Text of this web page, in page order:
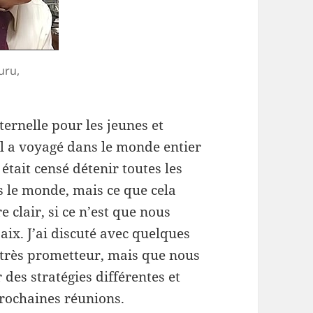
pour les jeunes et
voyagé dans le monde entier
censé détenir toutes les
monde, mais ce que cela
clair, si ce n’est que nous
J’ai discuté avec quelques
prometteur, mais que nous
stratégies différentes et
réunions.